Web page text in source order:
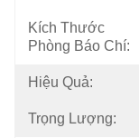
Kích Thước
Phòng Báo Chí:
Hiệu Quả:
Trọng Lượng: